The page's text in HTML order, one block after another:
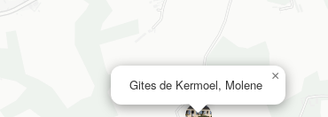
Gites de Kermoel, Molene
×